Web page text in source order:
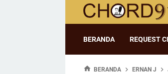
BERANDA REQUEST
BERANDA ERNAN J